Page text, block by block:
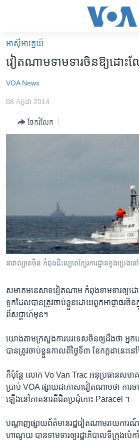
គេហទំព័រ​
ទាក់ទង
រំលង​
និង​
ទៅ​​
ទំព័រ​
រចនា
សម្ព័ន្ធ​
រំលង​
និង​
ទៅ​
កាន់​
ទំព័រ​
រក
កម្ពុជា
អន្តរជាតិ
ចិន
ហេឡូវីអូអេ
កម្មវិធីទាំងអស់
Khmer English
បណ្តាញ​សង្គម
ភាសា
អាស៊ី​អាគ្នេយ៍
វៀតណាមទាមទារចិនឱ្យដោះល
VOA News
08 កក្កដា 2014
ចែករំលែក
នាវា​​​ល្បាត​​​ចិន កំពុង​​​ជិះល្បាតក្បែរ​​​​​​ការដ្ឋាន​​​ខួង​​​ប្រេង​​​
សមាគម​នេសាទវៀត​ណាម ​កំពុងទាម​ទារឲ្យ​ដ
ទូកដែល​បានត្រូវ​ចាប់​ខ្លួនដោយ​ពួក​អាជ្ញាធរ​ចិ
ពី​សប្តាហ៍​មុន។
យោង​តាម​ក្រសួងការ​បរទេសចិន​ឲ្យ​ដឹង​ថា ​អ្នក​
បាន​ត្រូវ​ចាប់​ខ្លួន​កាល​ពី​ថ្ងៃ​ទី​៣ ​ខែកក្ក​ដានេះ​ន
ក៏ប៉ុន្តែ ​លោក Vo Van Trac ​អនុ​ប្រ​ធាន​សម
ប្រាប់ VOA ​ផ្សាយ​ជាភាសា​វៀត​ណាមថា ​ការ​ច
ឡើង​នៅ​ភាគនារតីជិត​ប្រជុំ​កោះ Paracel ។
បណ្តាញ​ផ្សាយ​ព័ត៌មាន​រដ្ឋ​វៀត​ណាម​រាយការណ៍​
ហាណូយ​ ​បាន​ទាម​ទារ​ឲ្យ​រដ្ឋាភិបាល​ទីក្រុង​ប៉េក